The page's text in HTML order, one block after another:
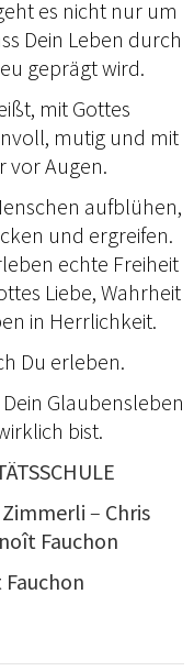
es nicht nur um
Dein Leben durch
geprägt wird.
mit Gottes
mutig und mit
vor Augen.
aufblühen,
und ergreifen.
echte Freiheit
Liebe, Wahrheit
in Herrlichkeit.
Du erleben.
Glaubensleben
bist.
Zimmerli – Chris
Fauchon